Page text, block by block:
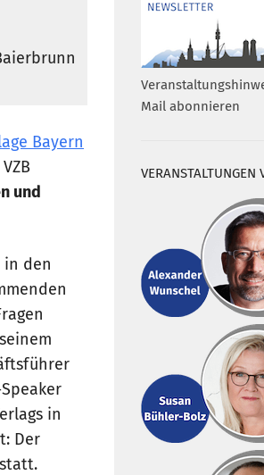
Bayern
und
in den
in
Der
Mail abonnieren
VERANSTALTUNGEN